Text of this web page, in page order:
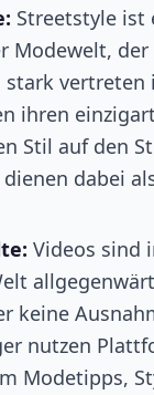
Streetstyle ist
Modewelt, der
stark vertreten
ihren
Stil auf den
dabei
Videos sind
keine
nutzen
Modetipps,